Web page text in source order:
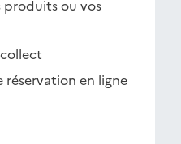
produits ou vos
réservation en ligne